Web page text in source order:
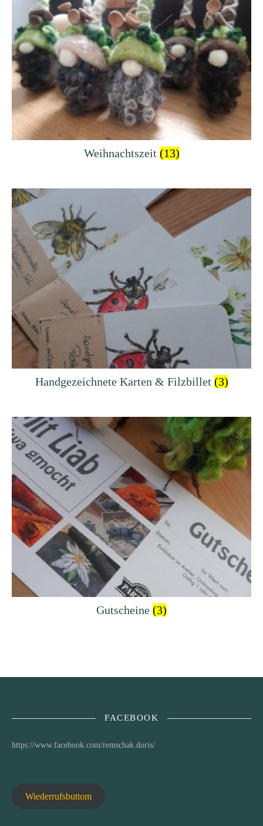
Weihnachtszeit (13)
Handgezeichnete Karten & Filzbillet (3)
Gutscheine (3)
FACEBOOK
https://www.facebook.com/remschak.doris/
Wiederrufsbuttom